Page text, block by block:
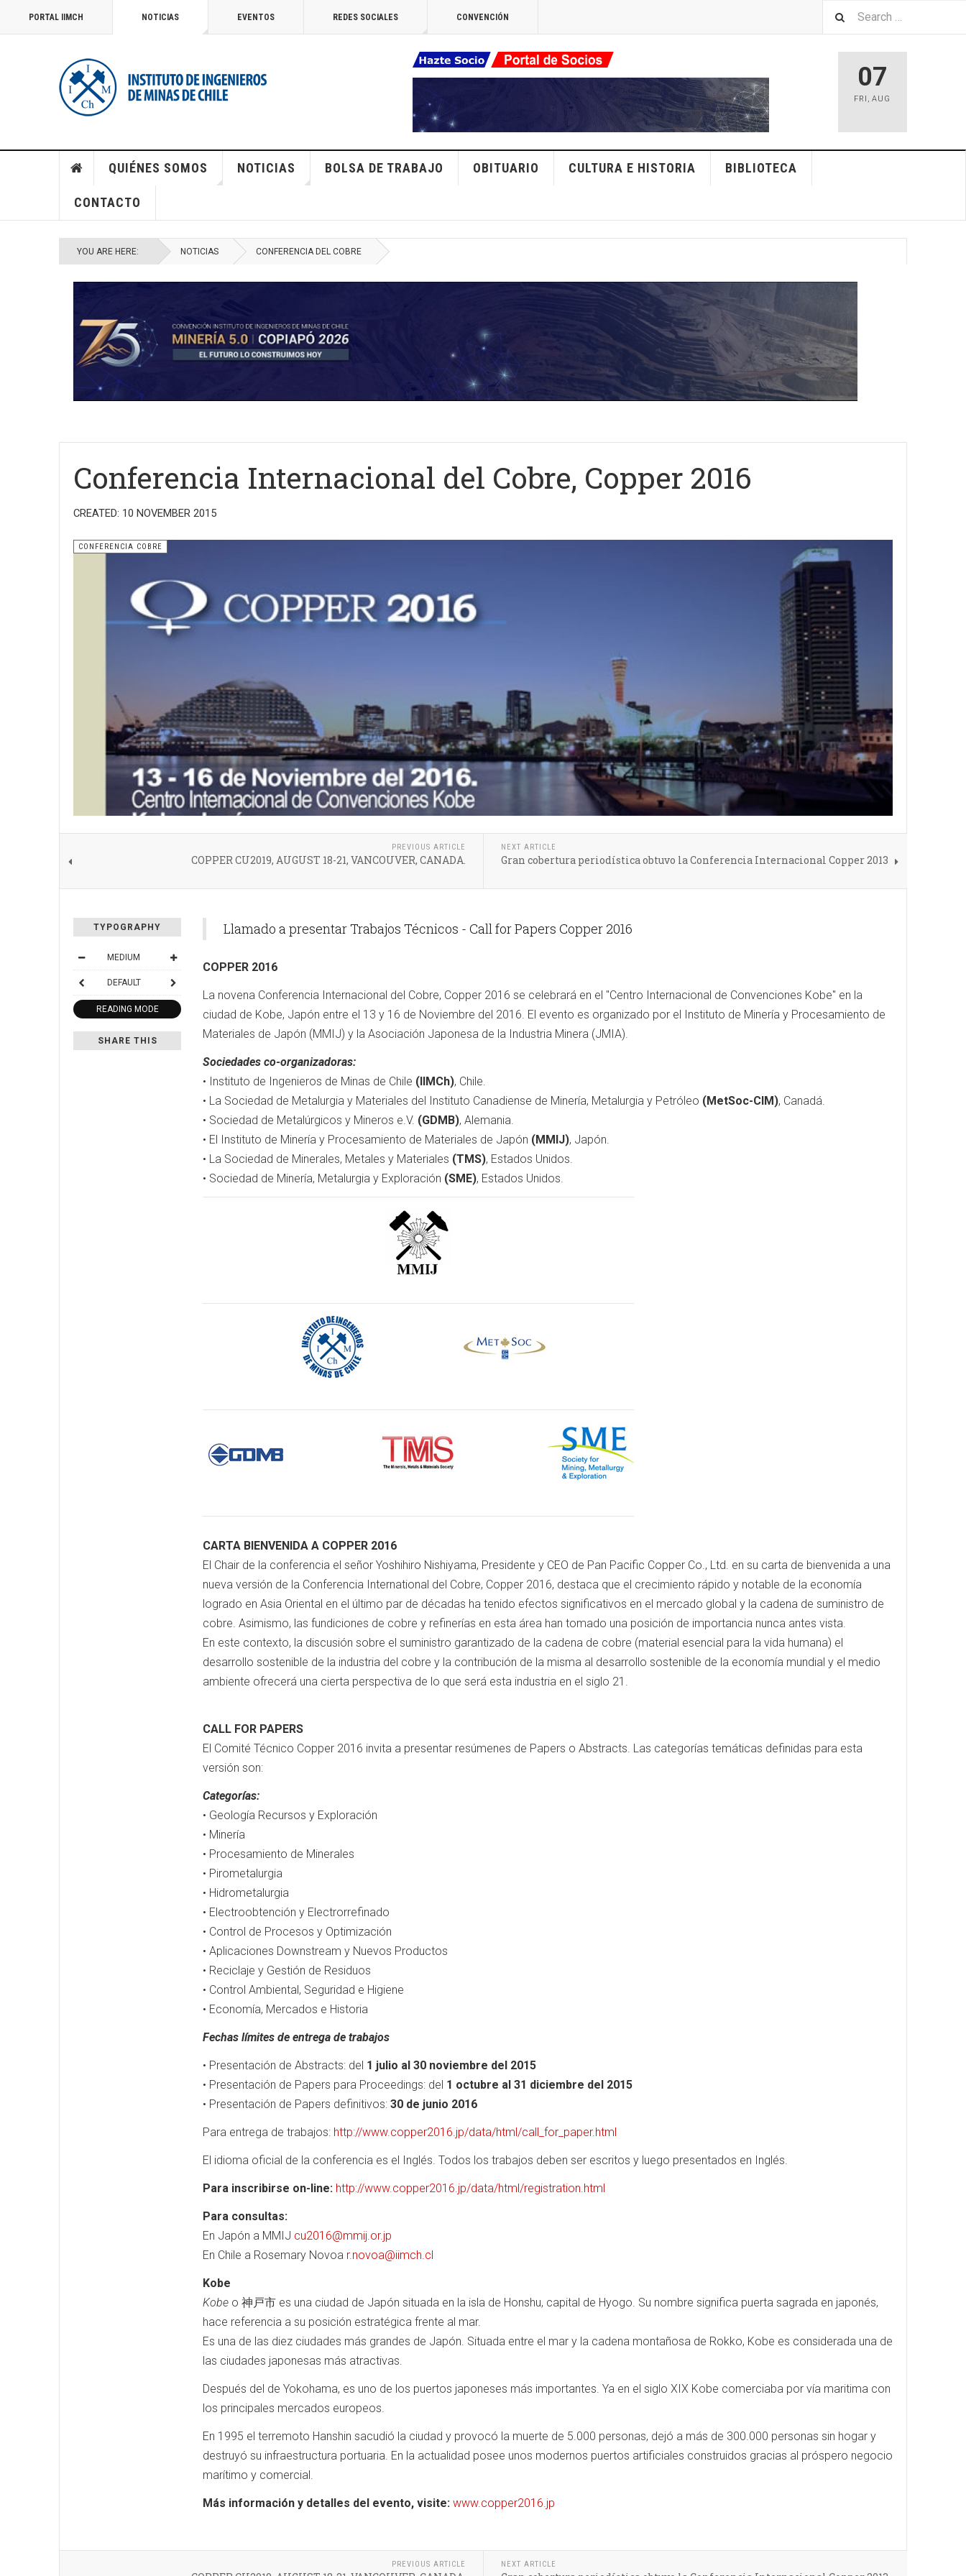
PORTAL IIMCH NOTICIAS EVENTOS REDES SOCIALES CONVENCIÓN
07
FRI ,AUG
QUIÉNES SOMOS NOTICIAS BOLSA DE TRABAJO OBITUARIO CULTURA E HISTORIA BIBLIOTECA
CONTACTO
YOU ARE HERE: NOTICIAS CONFERENCIA DEL COBRE
Conferencia Internacional del Cobre, Copper 2016
CREATED: 10 NOVEMBER 2015
CONFERENCIA COBRE
PREVIOUS ARTICLE
COPPER CU2019, AUGUST 18-21, VANCOUVER, CANADA.
NEXT ARTICLE
Gran cobertura periodística obtuvo la Conferencia Internacional Copper 2013
TYPOGRAPHY
MEDIUM
DEFAULT
READING MODE
SHARE THIS
Llamado a presentar Trabajos Técnicos - Call for Papers Copper 2016
COPPER 2016
La novena Conferencia Internacional del Cobre, Copper 2016 se celebrará en el "Centro Internacional de Convenciones Kobe" en la
ciudad de Kobe, Japón entre el 13 y 16 de Noviembre del 2016. El evento es organizado por el Instituto de Minería y Procesamiento de
Materiales de Japón (MMIJ) y la Asociación Japonesa de la Industria Minera (JMIA).
Sociedades co-organizadoras:
• Instituto de Ingenieros de Minas de Chile (IIMCh), Chile.
• La Sociedad de Metalurgia y Materiales del Instituto Canadiense de Minería, Metalurgia y Petróleo (MetSoc-CIM), Canadá.
• Sociedad de Metalúrgicos y Mineros e.V. (GDMB), Alemania.
• El Instituto de Minería y Procesamiento de Materiales de Japón (MMIJ), Japón.
• La Sociedad de Minerales, Metales y Materiales (TMS), Estados Unidos.
• Sociedad de Minería, Metalurgia y Exploración (SME), Estados Unidos.
CARTA BIENVENIDA A COPPER 2016
El Chair de la conferencia el señor Yoshihiro Nishiyama, Presidente y CEO de Pan Pacific Copper Co., Ltd. en su carta de bienvenida a una
nueva versión de la Conferencia International del Cobre, Copper 2016, destaca que el crecimiento rápido y notable de la economía
logrado en Asia Oriental en el último par de décadas ha tenido efectos significativos en el mercado global y la cadena de suministro de
cobre. Asimismo, las fundiciones de cobre y refinerías en esta área han tomado una posición de importancia nunca antes vista.
En este contexto, la discusión sobre el suministro garantizado de la cadena de cobre (material esencial para la vida humana) el
desarrollo sostenible de la industria del cobre y la contribución de la misma al desarrollo sostenible de la economía mundial y el medio
ambiente ofrecerá una cierta perspectiva de lo que será esta industria en el siglo 21.
CALL FOR PAPERS
El Comité Técnico Copper 2016 invita a presentar resúmenes de Papers o Abstracts. Las categorías temáticas definidas para esta
versión son:
Categorías:
• Geología Recursos y Exploración
• Minería
• Procesamiento de Minerales
• Pirometalurgia
• Hidrometalurgia
• Electroobtención y Electrorrefinado
• Control de Procesos y Optimización
• Aplicaciones Downstream y Nuevos Productos
• Reciclaje y Gestión de Residuos
• Control Ambiental, Seguridad e Higiene
• Economía, Mercados e Historia
Fechas límites de entrega de trabajos
• Presentación de Abstracts: del 1 julio al 30 noviembre del 2015
• Presentación de Papers para Proceedings: del 1 octubre al 31 diciembre del 2015
• Presentación de Papers definitivos: 30 de junio 2016
Para entrega de trabajos: http://www.copper2016.jp/data/html/call_for_paper.html
El idioma oficial de la conferencia es el Inglés. Todos los trabajos deben ser escritos y luego presentados en Inglés.
Para inscribirse on-line: http://www.copper2016.jp/data/html/registration.html
Para consultas:
En Japón a MMIJ cu2016@mmij.or.jp
En Chile a Rosemary Novoa r.novoa@iimch.cl
Kobe
Kobe o 神戸市 es una ciudad de Japón situada en la isla de Honshu, capital de Hyogo. Su nombre significa puerta sagrada en japonés,
hace referencia a su posición estratégica frente al mar.
Es una de las diez ciudades más grandes de Japón. Situada entre el mar y la cadena montañosa de Rokko, Kobe es considerada una de
las ciudades japonesas más atractivas.
Después del de Yokohama, es uno de los puertos japoneses más importantes. Ya en el siglo XIX Kobe comerciaba por vía maritima con
los principales mercados europeos.
En 1995 el terremoto Hanshin sacudió la ciudad y provocó la muerte de 5.000 personas, dejó a más de 300.000 personas sin hogar y
destruyó su infraestructura portuaria. En la actualidad posee unos modernos puertos artificiales construidos gracias al próspero negocio
marítimo y comercial.
Más información y detalles del evento, visite: www.copper2016.jp
PREVIOUS ARTICLE NEXT ARTICLE